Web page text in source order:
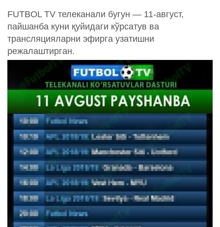
FUTBOL TV телеканали бугун — 11-август,
пайшанба куни қуйидаги кўрсатув ва
трансляцияларни эфирга узатишни
режалаштирган.